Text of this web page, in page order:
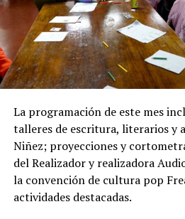
Desde OSSE destacaron que la
cloacal representa un aporte
protección ambiental, ya que
utilización de pozos
preservar las napas de agua
mejorar las condiciones de
vecinos.
Tras la apertura de sobres, el
recorrido administrativo con la
Comisión de Estudio de Ofertas y
tendrá a su cargo la evaluación
La programación de este mes
talleres de escritura, literarios y
Niñez; proyecciones y
del Realizador y realizadora
la convención de cultura pop
actividades destacadas.